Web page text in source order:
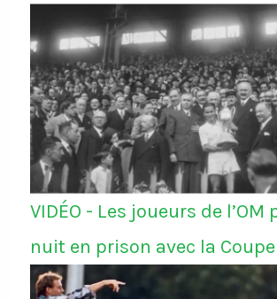
VIDÉO - Les joueurs de l’OM
nuit en prison avec la